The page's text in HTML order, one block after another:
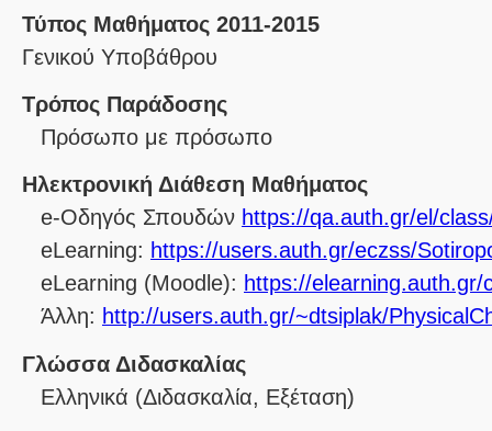
Τύπος Μαθήματος 2011-2015
Γενικού Υποβάθρου
Τρόπος Παράδοσης
Πρόσωπο με πρόσωπο
Ηλεκτρονική Διάθεση Μαθήματος
e-Οδηγός Σπουδών https://qa.auth.gr/el/
eLearning: https://users.auth.gr/eczss/
eLearning (Moodle): https://elearning.auth.gr/
Άλλη: http://users.auth.gr/~dtsiplak/
Γλώσσα Διδασκαλίας
Ελληνικά (Διδασκαλία, Εξέταση)